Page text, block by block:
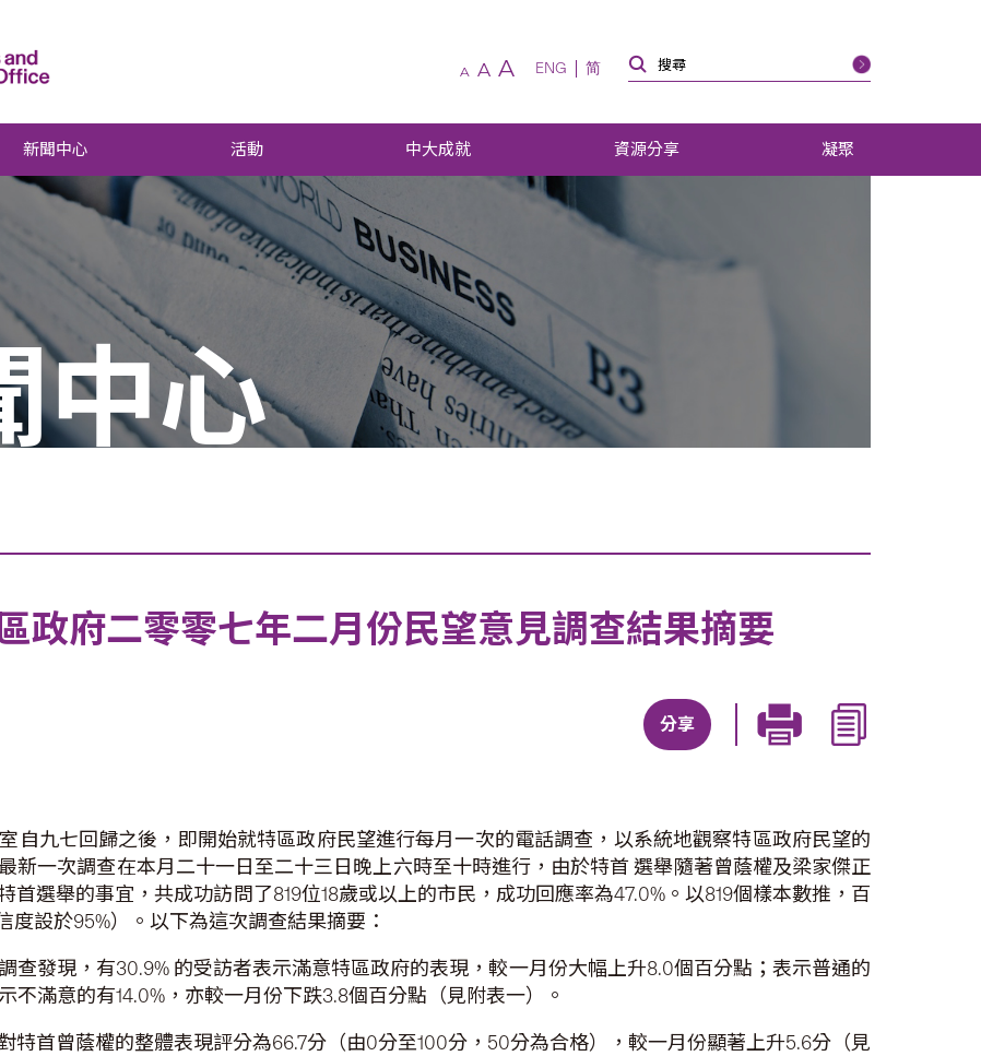
A A A ENG 简
新聞中心 活動 中大成就 資源分享 凝聚
中心
政府二零零七年二月份民望意見調查結果摘要
分享
自九七回歸之後，即開始就特區政府民望進行每月一次的電話調查，以系統地觀察特區政府民望的
新一次調查在本月二十一日至二十三日晚上六時至十時進行，由於特首 選舉隨著曾蔭權及梁家傑正
選舉的事宜，共成功訪問了819位18歲或以上的市民，成功回應率為47.0%。以819個樣本數推，百
設於95%）。以下為這次調查結果摘要：
查發現，有30.9% 的受訪者表示滿意特區政府的表現，較一月份大幅上升8.0個百分點；表示普通的
不滿意的有14.0%，亦較一月份下跌3.8個百分點（見附表一）。
特首曾蔭權的整體表現評分為66.7分（由0分至100分，50分為合格），較一月份顯著上升5.6分（見